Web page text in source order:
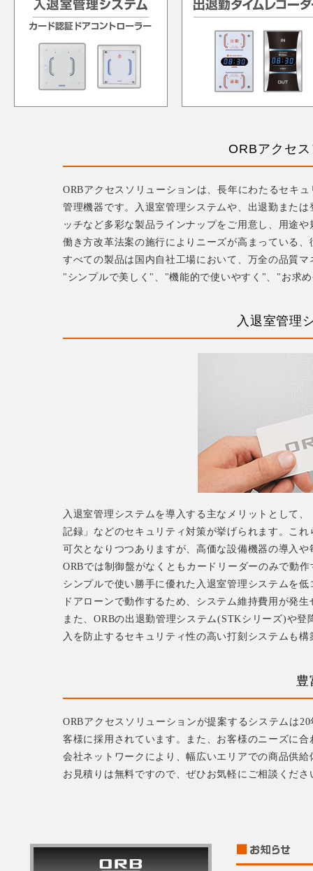
ORBアクセ
ORBアクセスソリューションは、長年にわたるセキ
管理機器です。入退室管理システムや、出退勤また
ッチなど多彩な製品ラインナップをご用意し、用途
働き方改革法案の施行によりニーズが高まっている
すべての製品は国内自社工場において、万全の品質
"シンプルで美しく"、"機能的で使いやすく"、"お求
入退室管理
入退室管理システムを導入する主なメリットとして
記録」などのセキュリティ対策が挙げられます。こ
可欠となりつつありますが、高価な設備機器の導入
ORBでは制御盤がなくともカードリーダーのみで動
シンプルで使い勝手に優れた入退室管理システムを
ドアローンで動作するため、システム維持費用が発
また、ORBの出退勤管理システム(STKシリーズ)や
入を防止するセキュリティ性の高い打刻システムも構
豊
ORBアクセスソリューションが提案するシステムは
客様に採用されています。また、お客様のニーズに
会社ネットワークにより、幅広いエリアでの商品供
お見積りは無料ですので、ぜひお気軽にご相談くださ